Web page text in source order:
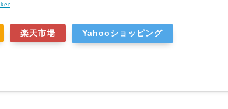
楽天市場 Yahooショッピング